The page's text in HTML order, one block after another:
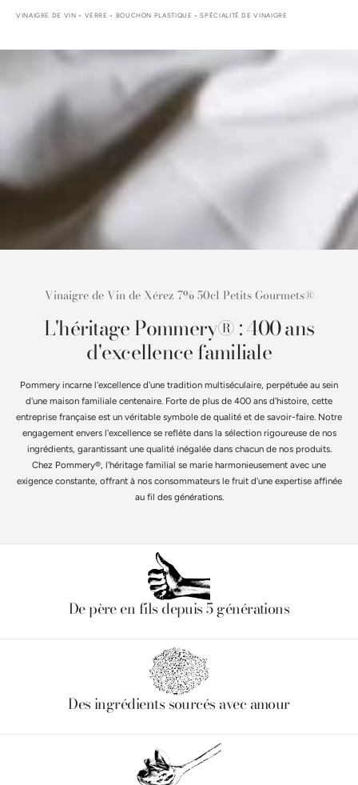
VINAIGRE DE VIN • VERRE • BOUCHON PLASTIQUE • SPÉCIALITÉ DE VINAIGRE
Vinaigre de Vin de Xérez 7% 50cl Petits Gourmets®
L'héritage Pommery® : 400 ans
d'excellence familiale
Pommery incarne l'excellence d'une tradition multiséculaire, perpétuée au sein
d'une maison familiale centenaire. Forte de plus de 400 ans d'histoire, cette
entreprise française est un véritable symbole de qualité et de savoir-faire. Notre
engagement envers l'excellence se reflète dans la sélection rigoureuse de nos
ingrédients, garantissant une qualité inégalée dans chacun de nos produits.
Chez Pommery®, l'héritage familial se marie harmonieusement avec une
exigence constante, offrant à nos consommateurs le fruit d'une expertise affinée
au fil des générations.
De père en fils depuis 5 générations
Des ingrédients sourcés avec amour